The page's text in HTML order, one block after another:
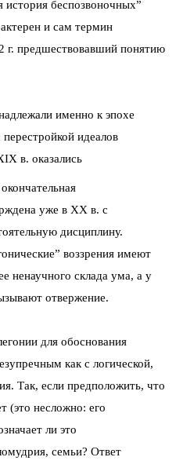
история беспозвоночных”
и сам термин
г. предшествовавший понятию
именно к эпохе
идеалов
в. оказались
уже в XX в. с
дисциплину.
воззрения имеют
ненаучного склада ума, а у
отвержение.
для обоснования
как с логической,
Так, если предположить, что
(это несложно: его
ли это
семьи? Ответ